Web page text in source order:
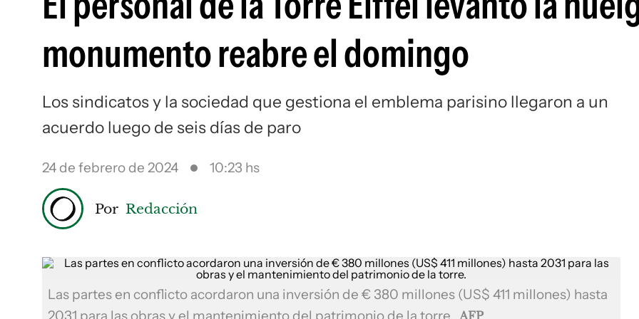
monumento reabre el domingo
Los sindicatos y la sociedad que gestiona el emblema parisino llegaron a un
acuerdo luego de seis días de paro
24 de febrero de 2024 10:23 hs
Por Redacción
Las partes en conflicto acordaron una inversión de € 380 millones (US$ 411 millones) hasta
AFP